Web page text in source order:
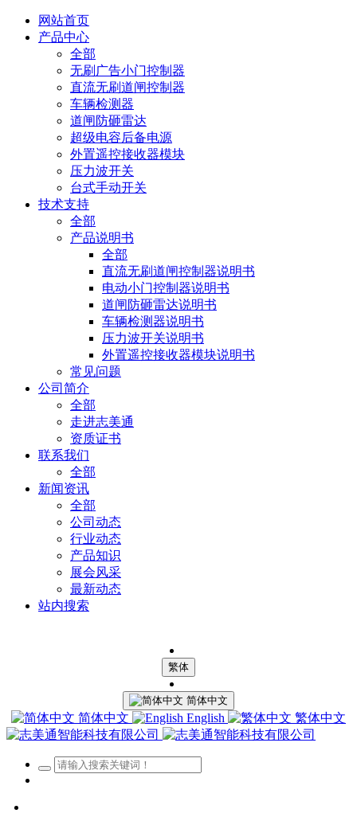
网站首页
产品中心
全部
无刷广告小门控制器
直流无刷道闸控制器
车辆检测器
道闸防砸雷达
超级电容后备电源
外置遥控接收器模块
压力波开关
台式手动开关
技术支持
全部
产品说明书
全部
直流无刷道闸控制器说明书
电动小门控制器说明书
道闸防砸雷达说明书
车辆检测器说明书
压力波开关说明书
外置遥控接收器模块说明书
常见问题
公司简介
全部
走进志美通
资质证书
联系我们
全部
新闻资讯
全部
公司动态
行业动态
产品知识
展会风采
最新动态
站内搜索
繁体
简体中文
简体中文 English 繁体中文